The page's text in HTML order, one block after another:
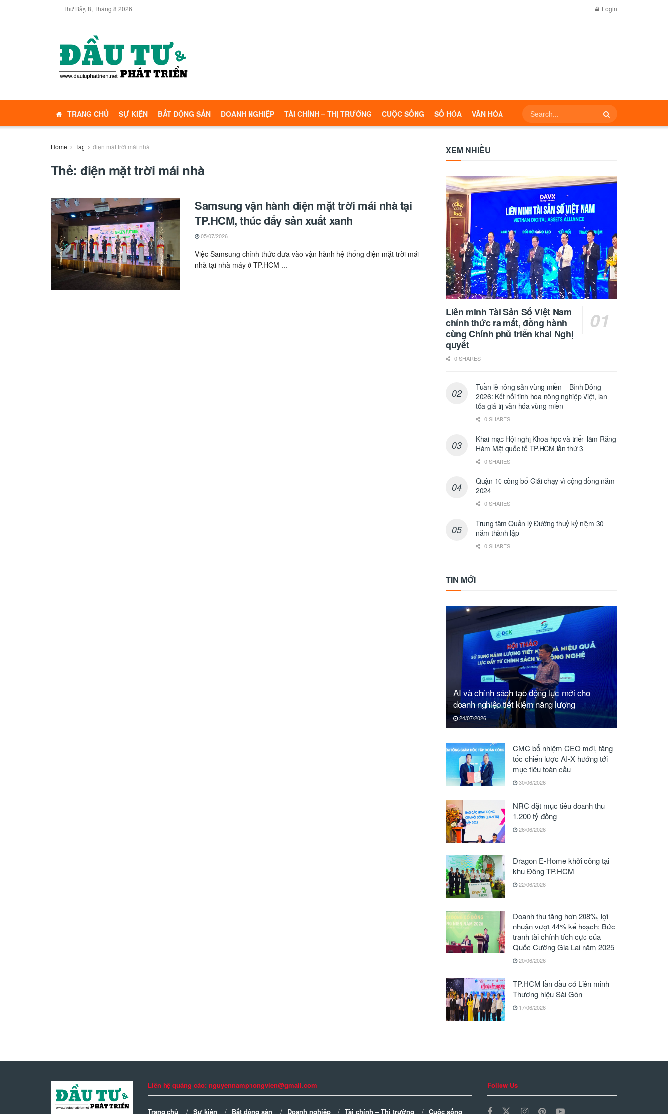
Thứ Bảy, 8, Tháng 8 2026 Login
TRANG CHỦ SỰ KIỆN BẤT ĐỘNG SẢN DOANH NGHIỆP TÀI CHÍNH – THỊ TRƯỜNG CUỘC SỐNG SỐ HÓA VĂN HÓA
Home Tag điện mặt trời mái nhà
Thẻ:điện mặt trời mái nhà
Samsung vận hành điện mặt trời mái nhà tại
TP.HCM, thúc đẩy sản xuất xanh
05/07/2026
Việc Samsung chính thức đưa vào vận hành hệ thống điện mặt trời mái
nhà tại nhà máy ở TP.HCM ...
XEM NHIỀU
Liên minh Tài Sản Số Việt Nam
chính thức ra mắt, đồng hành
cùng Chính phủ triển khai Nghị
quyết
0 SHARES
Tuần lễ nông sản vùng miền – Bình Đông
2026: Kết nối tinh hoa nông nghiệp Việt, lan
tỏa giá trị văn hóa vùng miền
0 SHARES
Khai mạc Hội nghị Khoa học và triển lãm Răng
Hàm Mặt quốc tế TP.HCM lần thứ 3
0 SHARES
Quận 10 công bố Giải chạy vì cộng đồng năm
2024
0 SHARES
Trung tâm Quản lý Đường thuỷ kỷ niệm 30
năm thành lập
0 SHARES
TIN MỚI
AI và chính sách tạo động lực mới cho
doanh nghiệp tiết kiệm năng lượng
24/07/2026
CMC bổ nhiệm CEO mới, tăng
tốc chiến lược AI-X hướng tới
mục tiêu toàn cầu
30/06/2026
NRC đặt mục tiêu doanh thu
1.200 tỷ đồng
26/06/2026
Dragon E-Home khởi công tại
khu Đông TP.HCM
22/06/2026
Doanh thu tăng hơn 208%, lợi
nhuận vượt 44% kế hoạch: Bức
tranh tài chính tích cực của
Quốc Cường Gia Lai năm 2025
20/06/2026
TP.HCM lần đầu có Liên minh
Thương hiệu Sài Gòn
17/06/2026
Liên hệ quảng cáo: nguyennamphongvien@gmail.com
Trang chủ Sự kiện Bất động sản Doanh nghiệp Tài chính – Thị trường Cuộc sống
Follow Us